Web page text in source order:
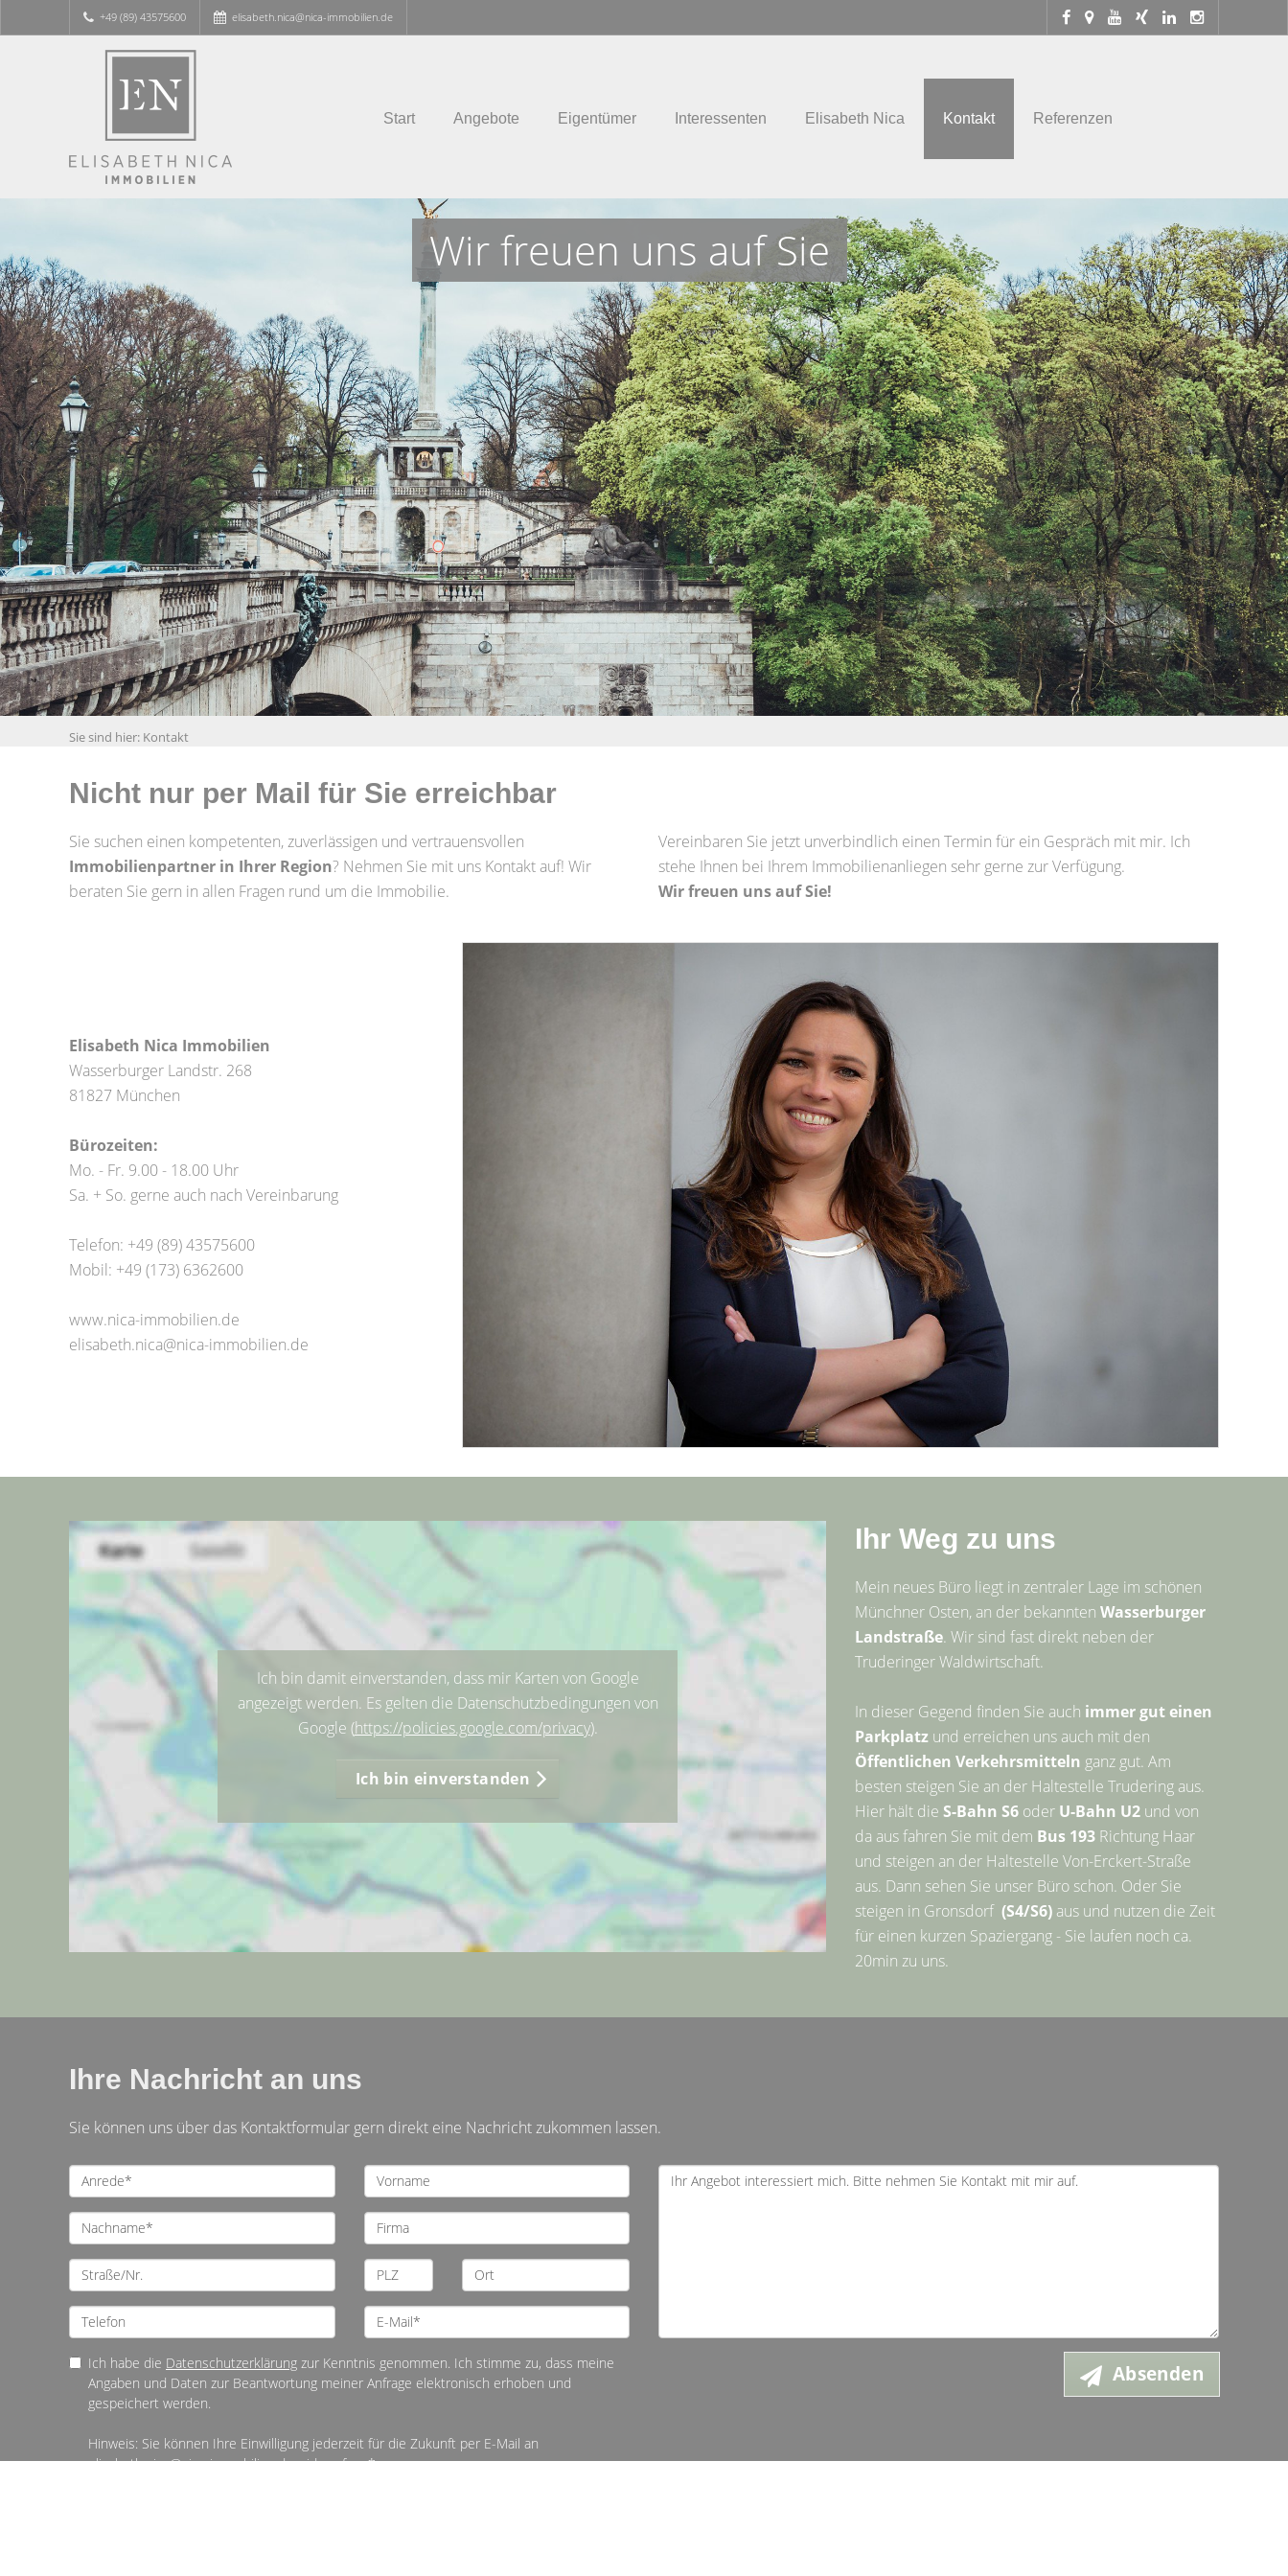
+49 (89) 43575600 elisabeth.nica@nica-immobilien.de
Start Angebote Eigentümer Interessenten Elisabeth Nica Kontakt Referenzen
Wir freuen uns auf Sie
Sie sind hier: Kontakt
Nicht nur per Mail für Sie erreichbar
Sie suchen einen kompetenten, zuverlässigen und vertrauensvollen
Immobilienpartner in Ihrer Region? Nehmen Sie mit uns Kontakt auf! Wir
beraten Sie gern in allen Fragen rund um die Immobilie.
Vereinbaren Sie jetzt unverbindlich einen Termin für ein Gespräch mit mir. Ich
stehe Ihnen bei Ihrem Immobilienanliegen sehr gerne zur Verfügung.
Wir freuen uns auf Sie!
Elisabeth Nica Immobilien
Wasserburger Landstr. 268
81827 München
Bürozeiten:
Mo. - Fr. 9.00 - 18.00 Uhr
Sa. + So. gerne auch nach Vereinbarung
Telefon: +49 (89) 43575600
Mobil: +49 (173) 6362600
www.nica-immobilien.de
elisabeth.nica@nica-immobilien.de
Ich bin damit einverstanden, dass mir Karten von Google
angezeigt werden. Es gelten die Datenschutzbedingungen von
Google (https://policies.google.com/privacy).
Ich bin einverstanden
Ihr Weg zu uns
Mein neues Büro liegt in zentraler Lage im schönen
Münchner Osten, an der bekannten Wasserburger
Landstraße. Wir sind fast direkt neben der
Truderinger Waldwirtschaft.
In dieser Gegend finden Sie auch immer gut einen
Parkplatz und erreichen uns auch mit den
Öffentlichen Verkehrsmitteln ganz gut. Am
besten steigen Sie an der Haltestelle Trudering aus.
Hier hält die S-Bahn S6 oder U-Bahn U2 und von
da aus fahren Sie mit dem Bus 193 Richtung Haar
und steigen an der Haltestelle Von-Erckert-Straße
aus. Dann sehen Sie unser Büro schon. Oder Sie
steigen in Gronsdorf (S4/S6) aus und nutzen die Zeit
für einen kurzen Spaziergang - Sie laufen noch ca.
20min zu uns.
Ihre Nachricht an uns
Sie können uns über das Kontaktformular gern direkt eine Nachricht zukommen lassen.
Ich habe die Datenschutzerklärung zur Kenntnis genommen. Ich stimme zu, dass meine
Angaben und Daten zur Beantwortung meiner Anfrage elektronisch erhoben und
gespeichert werden.
Hinweis: Sie können Ihre Einwilligung jederzeit für die Zukunft per E-Mail an
elisabeth.nica@nica-immobilien.de widerrufen. *
Absenden